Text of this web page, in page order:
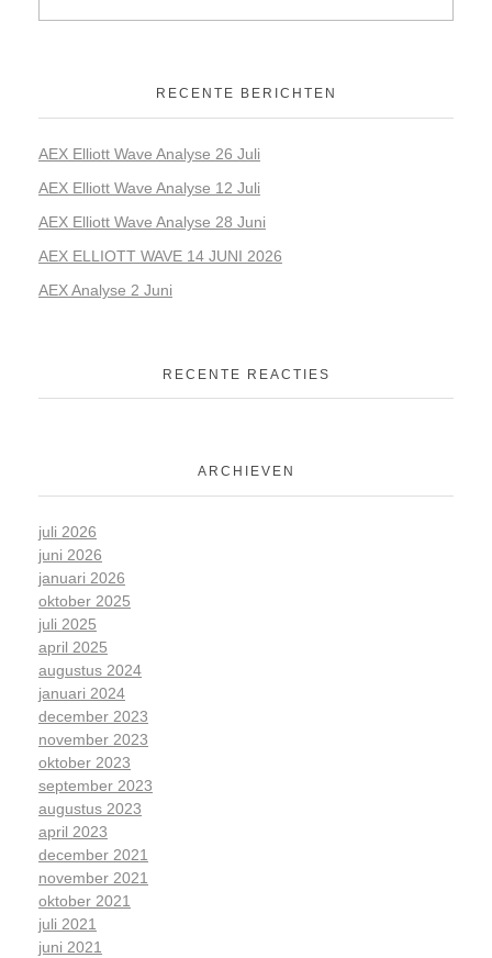
RECENTE BERICHTEN
AEX Elliott Wave Analyse 26 Juli
AEX Elliott Wave Analyse 12 Juli
AEX Elliott Wave Analyse 28 Juni
AEX ELLIOTT WAVE 14 JUNI 2026
AEX Analyse 2 Juni
RECENTE REACTIES
ARCHIEVEN
juli 2026
juni 2026
januari 2026
oktober 2025
juli 2025
april 2025
augustus 2024
januari 2024
december 2023
november 2023
oktober 2023
september 2023
augustus 2023
april 2023
december 2021
november 2021
oktober 2021
juli 2021
juni 2021